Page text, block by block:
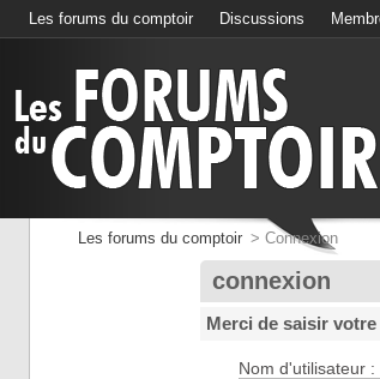
Les forums du comptoir Discussions
Les forums du comptoir > Connexion
connexion
Merci de saisir
Nom d'utilisateur :